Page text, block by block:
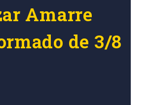
Amarre
de 3/8